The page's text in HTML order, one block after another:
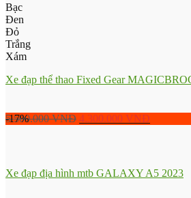
Bạc
Đen
Đỏ
Trắng
Xám
Xe đạp thể thao Fixed Gear
5.500.000VNĐ 4.300.000 VNĐ
-17%
Xe đạp địa hình mtb GALAXY A5 2023